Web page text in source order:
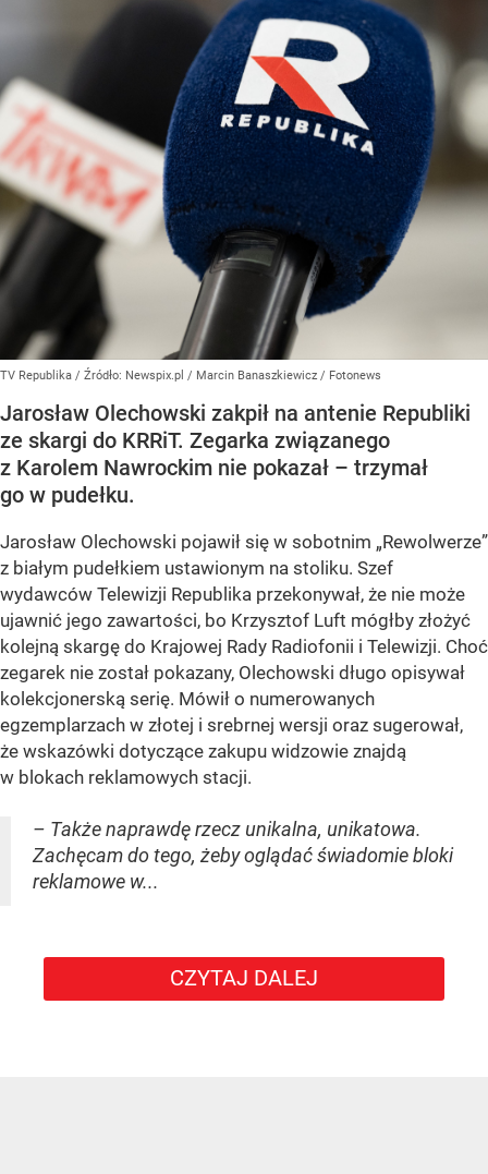
TV Republika / Źródło: Newspix.pl / Marcin Banaszkiewicz / Fotonews
Jarosław Olechowski zakpił na antenie Republiki
ze skargi do KRRiT. Zegarka związanego
z Karolem Nawrockim nie pokazał – trzymał
go w pudełku.
Jarosław Olechowski pojawił się w sobotnim „Rewolwerze”
z białym pudełkiem ustawionym na stoliku. Szef
wydawców Telewizji Republika przekonywał, że nie może
ujawnić jego zawartości, bo Krzysztof Luft mógłby złożyć
kolejną skargę do Krajowej Rady Radiofonii i Telewizji. Choć
zegarek nie został pokazany, Olechowski długo opisywał
kolekcjonerską serię. Mówił o numerowanych
egzemplarzach w złotej i srebrnej wersji oraz sugerował,
że wskazówki dotyczące zakupu widzowie znajdą
w blokach reklamowych stacji.
– Także naprawdę rzecz unikalna, unikatowa.
Zachęcam do tego, żeby oglądać świadomie bloki
reklamowe w...
CZYTAJ DALEJ